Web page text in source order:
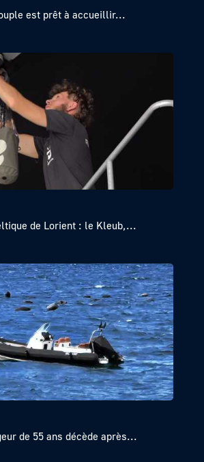
est prêt à accueillir...
de Lorient : le Kleub,...
de 55 ans décède après...